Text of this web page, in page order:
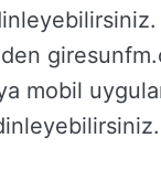
mobil